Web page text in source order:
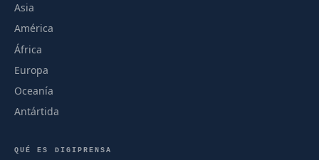
Asia
América
África
Europa
Oceanía
Antártida
QUÉ ES DIGIPRENSA